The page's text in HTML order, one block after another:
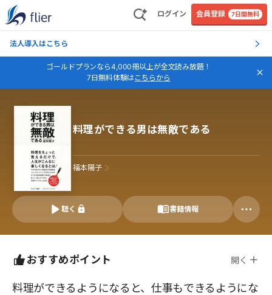
ログイン 会員登録 7日間無料
法人導入はこちら
ゴールドプランなら4,000冊以上が全文読み放題！
7日無料体験はこちらから
料理ができる男は無敵である
福本陽子
聴く 書籍情報
おすすめポイント 開く
料理ができるようになると、仕事もできるようにな